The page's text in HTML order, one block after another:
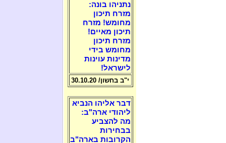
נתניהו בונה:
מזרח תיכון
מחומש! מזרח
תיכון מאיים!
מזרח תיכון
מחומש בידי
מדינות עוינות
לישראל!
י"ב בחשון/ 30.10.20
דבר אליהו הנביא
ליהודי ארה"ב:
מה להצביע
בבחירות
הקרובות בארה"ב